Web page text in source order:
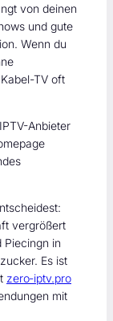
von deinen
und gute
Wenn du
TV oft
Anbieter
vergrößert
Piecingn in
Es ist
zero‑iptv.pro
mit